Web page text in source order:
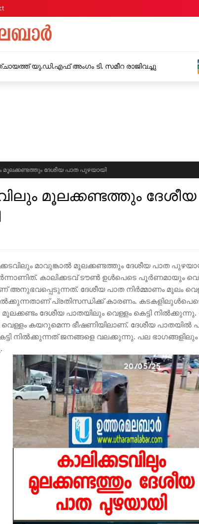
യു.ഡി.എഫ് അംഗം ടി. സമീറ രാജിവച്ചു
മൂലക്കണ്ടത്തും ദേശീയ പാത പുഴയായി
മൂലക്കണ്ടത്തും
മാവുങ്കാൽ മൂലക്കണ്ടത്തും ദേശീയ പാത
കാലിക്കടവ് ടൗൺ ഉൾപെടെ പൂർണമായും
അനുഭവപ്പെടുന്നത്. ദേശീയ പാത നിർമ്മാണം മൂലം
പ്രതിസന്ധിക്ക് കാരണം.
ദേശീയ പാതയിലും വെള്ളം കെട്ടി
വെള്ളം കയറുമെന്ന ഭീഷണിയിലാണ്. ദേശീയ പാതയിൽ
നിൽക്കുന്നത് ജനങ്ങളെ വലക്കുന്നു. പല